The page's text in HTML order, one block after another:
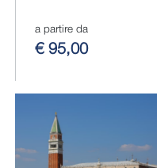
a partire da
€ 95,00